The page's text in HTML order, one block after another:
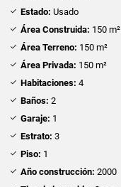
Estado: Usado
Área Construida: 150 m²
Área Terreno: 150 m²
Área Privada: 150 m²
Habitaciones: 4
Baños: 2
Garaje: 1
Estrato: 3
Piso: 1
Año construcción: 2000